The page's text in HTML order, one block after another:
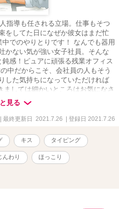
指導も任される立場。仕事もそつ
をしてた日になぜか彼女はまだ忙
でのやりとりです！ なんでも器用
かない気が強い女子社員。そんな
感！ピュアに頑張る残業オフィス
中だからこそ、会社員の人もそう
した気持ちになっていただければ
しては細かいところはお気になさ
見る
| 最終更新日 2021.7.26 | 登録日 2021.7.26
キス タイピング
んわり ほっこり